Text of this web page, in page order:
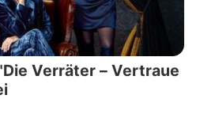
Verräter – Vertraue